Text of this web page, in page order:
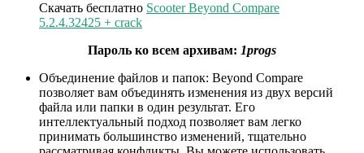
Скачать бесплатно Scooter Beyond Compare
5.2.4.32425 + crack
Пароль ко всем архивам: 1progs
Объединение файлов и папок: Beyond Compare
позволяет вам объединять изменения из двух версий
файла или папки в один результат. Его
интеллектуальный подход позволяет вам легко
принимать большинство изменений, тщательно